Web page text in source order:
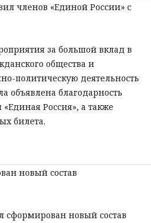
членов «Единой России» с
за большой вклад в
общества и
политическую деятельность
объявлена благодарность
Россия», а также
билета.
новый состав
сформирован новый состав